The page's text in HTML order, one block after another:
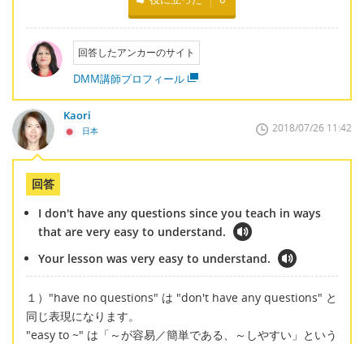
回答したアンカーのサイト
DMM講師プロフィール
Kaori
日本 2018/07/26 11:42
回答
I don't have any questions since you teach in ways
that are very easy to understand.
Your lesson was very easy to understand.
１）"have no questions" は "don't have any questions" と
同じ表現になります。
"easy to ~" は「～が容易／簡単である、～しやすい」という